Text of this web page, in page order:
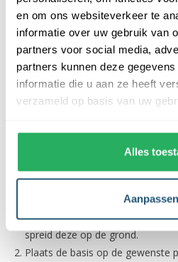
en om ons websiteverkeer te
informatie over uw gebruik van
partners voor social media,
partners kunnen deze
informatie die u aan ze heeft
verzameld op basis van uw
Alles
Aanpassen
Maar liefst 8 sfeerstanden
Sterkte van het licht instellen (4
Voorzien van een tijdschakelaar
Voorzien van een timerstand
Het plaatsen van de
De led-boom wordt geleverd
schema.
Haal de lichtstrengen, mast en
spreid deze op de grond.
Plaats de basis op de gewenste